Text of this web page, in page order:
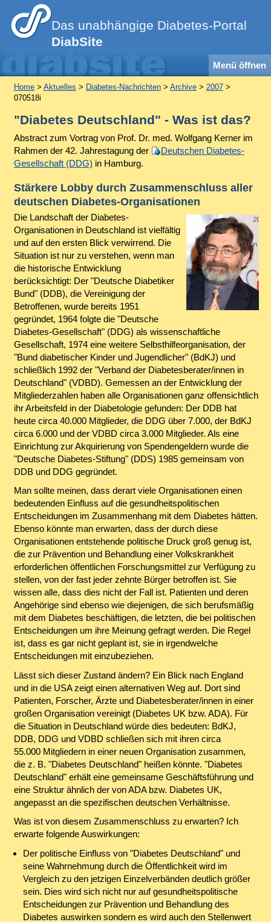
Das unabhängige Diabetes-Portal
DiabSite
Menü öffnen
Home> Aktuelles > Diabetes-Nachrichten> Archive> 2007>
070518i
"Diabetes Deutschland" - Was ist das?
Abstractzum Vortrag von Prof. Dr. med. Wolfgang Kerner im
Rahmen der 42. Jahrestagung der
Deutschen Diabetes-
Gesellschaft (DDG) in Hamburg.
Stärkere Lobby durch Zusammenschluss aller
deutschen Diabetes-Organisationen
Die Landschaft der Diabetes-
Organisationen in Deutschland ist vielfältig
und auf den ersten Blick verwirrend. Die
Situation ist nur zu verstehen, wenn man
die historische Entwicklung
berücksichtigt: Der "Deutsche Diabetiker
Bund" (DDB), die Vereinigung der
Betroffenen, wurde bereits 1951
gegründet, 1964 folgte die "Deutsche
Diabetes-Gesellschaft" (DDG) als wissenschaftliche
Gesellschaft, 1974 eine weitere Selbsthilfeorganisation, der
"Bund diabetischer Kinder und Jugendlicher" (BdKJ) und
schließlich 1992 der "Verband der Diabetesberater/innen in
Deutschland" (VDBD). Gemessen an der Entwicklung der
Mitgliederzahlen haben alle Organisationen ganz offensichtlich
ihr Arbeitsfeld in der Diabetologie gefunden: Der DDB hat
heute circa 40.000 Mitglieder, die DDG über 7.000, der BdKJ
circa 6.000 und der VDBD circa 3.000 Mitglieder. Als eine
Einrichtung zur Akquirierung von Spendengeldern wurde die
"Deutsche Diabetes-Stiftung" (DDS) 1985 gemeinsam von
DDB und DDG gegründet.
Man sollte meinen, dass derart viele Organisationen einen
bedeutenden Einfluss auf die gesundheitspolitischen
Entscheidungen im Zusammenhang mit dem Diabetes hätten.
Ebenso könnte man erwarten, dass der durch diese
Organisationen entstehende politische Druck groß genug ist,
die zur Prävention und Behandlung einer Volkskrankheit
erforderlichen öffentlichen Forschungsmittel zur Verfügung zu
stellen, von der fast jeder zehnte Bürger betroffen ist. Sie
wissen alle, dass dies nicht der Fall ist. Patienten und deren
Angehörige sind ebenso wie diejenigen, die sich berufsmäßig
mit dem Diabetes beschäftigen, die letzten, die bei politischen
Entscheidungen um ihre Meinung gefragt werden. Die Regel
ist, dass es gar nicht geplant ist, sie in irgendwelche
Entscheidungen mit einzubeziehen.
Lässt sich dieser Zustand ändern? Ein Blick nach England
und in die USA zeigt einen alternativen Weg auf. Dort sind
Patienten, Forscher, Ärzte und Diabetesberater/innen in einer
großen Organisation vereinigt (Diabetes UK bzw. ADA). Für
die Situation in Deutschland würde dies bedeuten: BdKJ,
DDB, DDG und VDBD schließen sich mit ihren circa
55.000 Mitgliedern in einer neuen Organisation zusammen,
die z. B. "Diabetes Deutschland" heißen könnte. "Diabetes
Deutschland" erhält eine gemeinsame Geschäftsführung und
eine Struktur ähnlich der von ADA bzw. Diabetes UK,
angepasst an die spezifischen deutschen Verhältnisse.
Was ist von diesem Zusammenschluss zu erwarten? Ich
erwarte folgende Auswirkungen:
Der politische Einfluss von "Diabetes Deutschland" und
seine Wahrnehmung durch die Öffentlichkeit wird im
Vergleich zu den jetzigen Einzelverbänden deutlich größer
sein. Dies wird sich nicht nur auf gesundheitspolitische
Entscheidungen zur Prävention und Behandlung des
Diabetes auswirken sondern es wird auch den Stellenwert